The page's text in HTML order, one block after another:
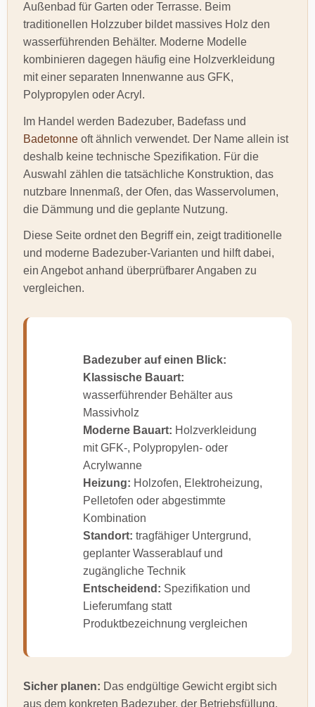
Außenbad für Garten oder Terrasse. Beim
traditionellen Holzzuber bildet massives Holz den
wasserführenden Behälter. Moderne Modelle
kombinieren dagegen häufig eine Holzverkleidung
mit einer separaten Innenwanne aus GFK,
Polypropylen oder Acryl.
Im Handel werden Badezuber, Badefass und
Badetonne oft ähnlich verwendet. Der Name allein ist
deshalb keine technische Spezifikation. Für die
Auswahl zählen die tatsächliche Konstruktion, das
nutzbare Innenmaß, der Ofen, das Wasservolumen,
die Dämmung und die geplante Nutzung.
Diese Seite ordnet den Begriff ein, zeigt traditionelle
und moderne Badezuber-Varianten und hilft dabei,
ein Angebot anhand überprüfbarer Angaben zu
vergleichen.
Badezuber auf einen Blick:
Klassische Bauart:
wasserführender Behälter aus
Massivholz
Moderne Bauart: Holzverkleidung
mit GFK-, Polypropylen- oder
Acrylwanne
Heizung: Holzofen, Elektroheizung,
Pelletofen oder abgestimmte
Kombination
Standort: tragfähiger Untergrund,
geplanter Wasserablauf und
zugängliche Technik
Entscheidend: Spezifikation und
Lieferumfang statt
Produktbezeichnung vergleichen
Sicher planen: Das endgültige Gewicht ergibt sich
aus dem konkreten Badezuber, der Betriebsfüllung,